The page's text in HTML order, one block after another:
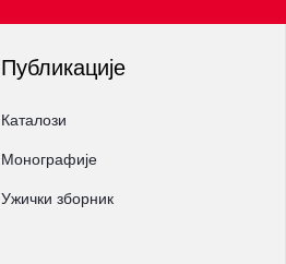
Публикације
Каталози
Монографије
Ужички зборник